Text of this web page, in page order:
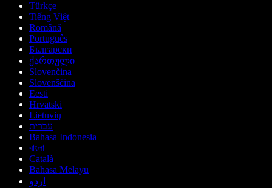
Türkçe
Tiếng Việt
Română
Português
Български
ქართული
Slovenčina
Slovenščina
Eesti
Hrvatski
Lietuvių
עברית
Bahasa Indonesia
বাংলা
Català
Bahasa Melayu
اردو